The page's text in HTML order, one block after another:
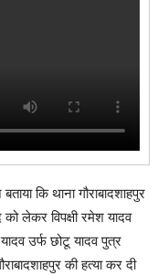
कि थाना गौराबादशाहपुर
को लेकर विपक्षी रमेश यादव
उर्फ छोटू यादव पुत्र
की हत्या कर दी